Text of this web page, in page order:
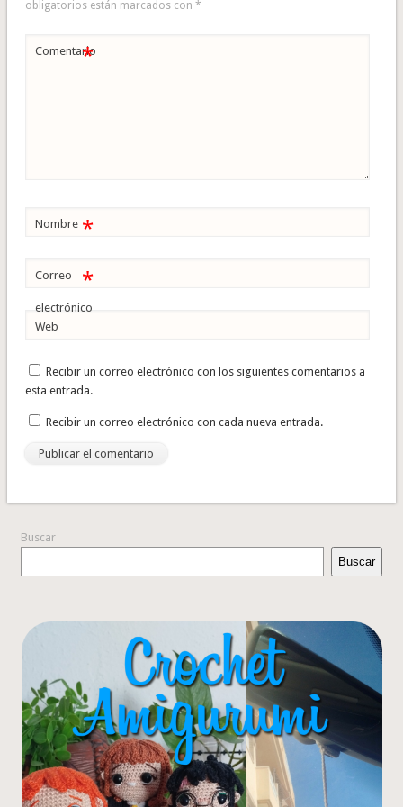
obligatorios están marcados con *
Comentario
*
Nombre *
Correo
electrónico
*
Web
Recibir un correo electrónico con los siguientes comentarios a
esta entrada.
Recibir un correo electrónico con cada nueva entrada.
Buscar
Buscar